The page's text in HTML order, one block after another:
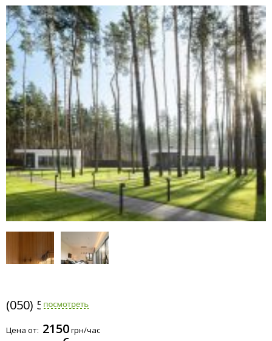
(050) 597-2790
Цена от: 2150грн/час